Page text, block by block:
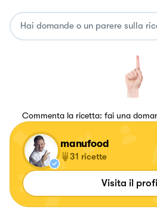
Commenta la ricetta: fai una
manufood
31 ricette
Visita il